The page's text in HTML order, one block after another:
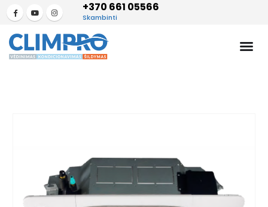
+370 661 05566
Skambinti